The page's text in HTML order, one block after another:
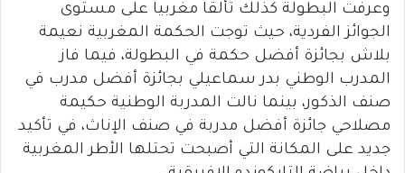
وعرفت البطولة كذلك تألقاً مغربياً على مستوى
الجوائز الفردية، حيث توجت الحكمة المغربية نعيمة
بلاش بجائزة أفضل حكمة في البطولة، فيما فاز
المدرب الوطني بدر سماعيلي بجائزة أفضل مدرب في
صنف الذكور، بينما نالت المدربة الوطنية حكيمة
مصلاحي جائزة أفضل مدربة في صنف الإناث، في تأكيد
جديد على المكانة التي أصبحت تحتلها الأطر المغربية